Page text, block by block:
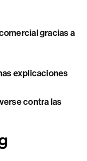
gracias a
explicaciones
contra las